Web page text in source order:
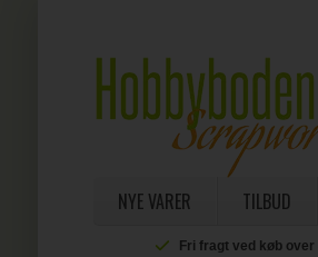
NYE VARER TILBUD
Fri fragt ved køb over